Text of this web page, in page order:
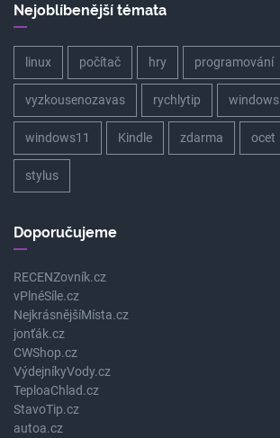
Nejoblíbenější témata
linux počítač hry programování
vyzkousenozavas rychlytip windows
windows11 Kindle zdarma ocet
stylus
Doporučujeme
RECENZovník.cz
vPlnéSíle.cz
NejkrásnějšíMísta.cz
jonťák.cz
CWShop.cz
VýdejníkyVody.cz
TeploaChlad.cz
StavoTip.cz
autoa.cz